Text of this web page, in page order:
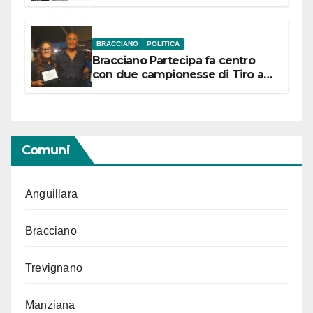
BRACCIANO POLITICA
Bracciano Partecipa fa centro
con due campionesse di Tiro a
Comuni
Anguillara
Bracciano
Trevignano
Manziana